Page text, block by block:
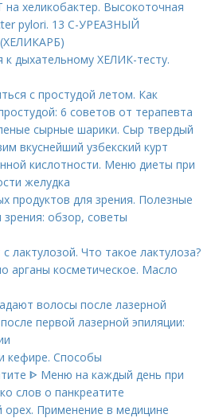
хеликобактер. Высокоточная
pylori. 13 C-УРЕАЗНЫЙ
к дыхательному ХЕЛИК-тесту.
с простудой летом. Как
6 советов от терапевта
сырные шарики. Сыр твердый
вкуснейший узбекский курт
кислотности. Меню диеты при
желудка
продуктов для зрения. Полезные
обзор, советы
лактулозой. Что такое лактулоза?
арганы косметическое. Масло
волосы после лазерной
первой лазерной эпиляции:
кефире. Способы
ᐈ Меню на каждый день при
слов о панкреатите
орех. Применение в медицине